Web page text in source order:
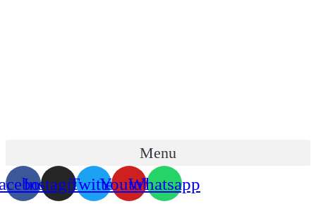
Menu
InstagramTwitterYoutubeWhatsapp